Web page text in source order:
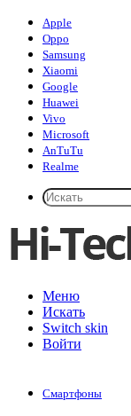
Apple
Oppo
Samsung
Xiaomi
Google
Huawei
Vivo
Microsoft
AnTuTu
Realme
Меню
Искать
Switch skin
Войти
Смартфоны